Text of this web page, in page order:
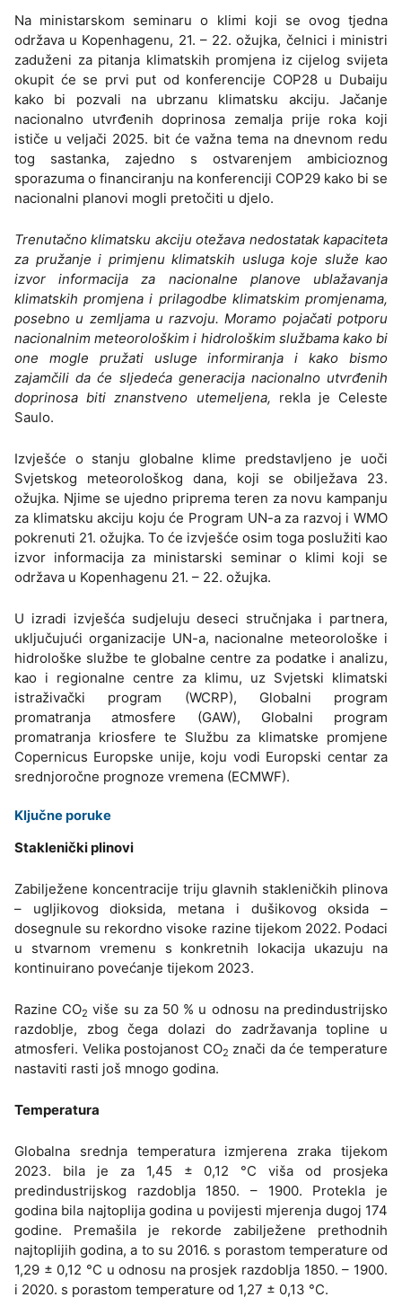
Na ministarskom seminaru o klimi koji se ovog tjedna
održava u Kopenhagenu, 21. – 22. ožujka, čelnici i ministri
zaduženi za pitanja klimatskih promjena iz cijelog svijeta
okupit će se prvi put od konferencije COP28 u Dubaiju
kako bi pozvali na ubrzanu klimatsku akciju. Jačanje
nacionalno utvrđenih doprinosa zemalja prije roka koji
ističe u veljači 2025. bit će važna tema na dnevnom redu
tog sastanka, zajedno s ostvarenjem ambicioznog
sporazuma o financiranju na konferenciji COP29 kako bi se
nacionalni planovi mogli pretočiti u djelo.
Trenutačno klimatsku akciju otežava nedostatak kapaciteta
za pružanje i primjenu klimatskih usluga koje služe kao
izvor informacija za nacionalne planove ublažavanja
klimatskih promjena i prilagodbe klimatskim promjenama,
posebno u zemljama u razvoju. Moramo pojačati potporu
nacionalnim meteorološkim i hidrološkim službama kako bi
one mogle pružati usluge informiranja i kako bismo
zajamčili da će sljedeća generacija nacionalno utvrđenih
doprinosa biti znanstveno utemeljena, rekla je Celeste
Saulo.
Izvješće o stanju globalne klime predstavljeno je uoči
Svjetskog meteorološkog dana, koji se obilježava 23.
ožujka. Njime se ujedno priprema teren za novu kampanju
za klimatsku akciju koju će Program UN-a za razvoj i WMO
pokrenuti 21. ožujka. To će izvješće osim toga poslužiti kao
izvor informacija za ministarski seminar o klimi koji se
održava u Kopenhagenu 21. – 22. ožujka.
U izradi izvješća sudjeluju deseci stručnjaka i partnera,
uključujući organizacije UN-a, nacionalne meteorološke i
hidrološke službe te globalne centre za podatke i analizu,
kao i regionalne centre za klimu, uz Svjetski klimatski
istraživački program (WCRP), Globalni program
promatranja atmosfere (GAW), Globalni program
promatranja kriosfere te Službu za klimatske promjene
Copernicus Europske unije, koju vodi Europski centar za
srednjoročne prognoze vremena (ECMWF).
Ključne poruke
Staklenički plinovi
Zabilježene koncentracije triju glavnih stakleničkih plinova
– ugljikovog dioksida, metana i dušikovog oksida –
dosegnule su rekordno visoke razine tijekom 2022. Podaci
u stvarnom vremenu s konkretnih lokacija ukazuju na
kontinuirano povećanje tijekom 2023.
Razine CO2 više su za 50 % u odnosu na predindustrijsko
razdoblje, zbog čega dolazi do zadržavanja topline u
atmosferi. Velika postojanost CO2 znači da će temperature
nastaviti rasti još mnogo godina.
Temperatura
Globalna srednja temperatura izmjerena zraka tijekom
2023. bila je za 1,45 ± 0,12 °C viša od prosjeka
predindustrijskog razdoblja 1850. – 1900. Protekla je
godina bila najtoplija godina u povijesti mjerenja dugoj 174
godine. Premašila je rekorde zabilježene prethodnih
najtoplijih godina, a to su 2016. s porastom temperature od
1,29 ± 0,12 °C u odnosu na prosjek razdoblja 1850. – 1900.
i 2020. s porastom temperature od 1,27 ± 0,13 °C.